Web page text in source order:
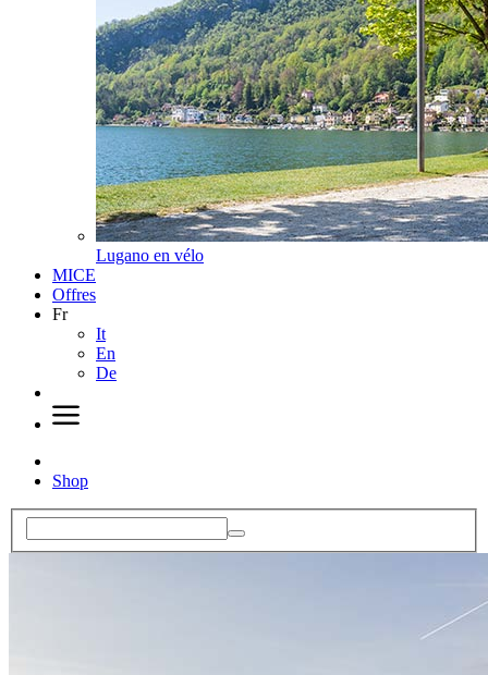
Lugano en vélo
MICE
Offres
Fr
It
En
De
Shop